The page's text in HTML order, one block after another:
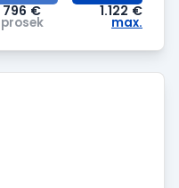
796 €
prosek
1.122 €
max.